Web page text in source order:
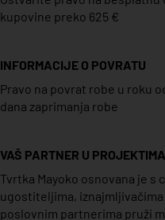
kupovine preko 625 €
INFORMACIJE O POVRATU
Pravo na povrat robe u roku
dana zaprimanja robe
VAŠ PARTNER U PROJEKTIMA
Tvrtka Mayoko osnovana je s
ugostiteljima,
poslovnim partnerima pruži